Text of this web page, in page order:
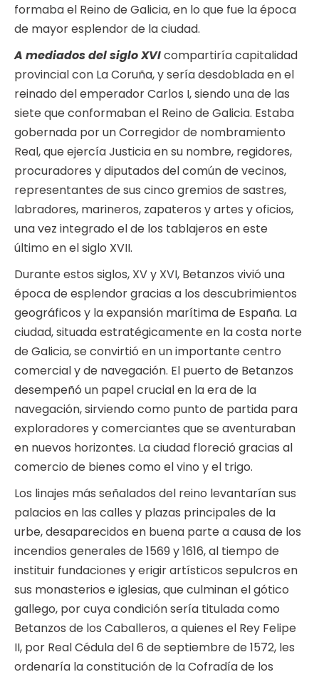
formaba el Reino de Galicia, en lo que fue la época
de mayor esplendor de la ciudad.
A mediados del siglo XVIcompartiría capitalidad
provincial con La Coruña, y sería desdoblada en el
reinado del emperador Carlos I, siendo una de las
siete que conformaban el Reino de Galicia. Estaba
gobernada por un Corregidor de nombramiento
Real, que ejercía Justicia en su nombre, regidores,
procuradores y diputados del común de vecinos,
representantes de sus cinco gremios de sastres,
labradores, marineros, zapateros y artes y oficios,
una vez integrado el de los tablajeros en este
último en el siglo XVII.
Durante estos siglos, XV y XVI, Betanzos vivió una
época de esplendor gracias a los descubrimientos
geográficos y la expansión marítima de España. La
ciudad, situada estratégicamente en la costa norte
de Galicia, se convirtió en un importante centro
comercial y de navegación. El puerto de Betanzos
desempeñó un papel crucial en la era de la
navegación, sirviendo como punto de partida para
exploradores y comerciantes que se aventuraban
en nuevos horizontes. La ciudad floreció gracias al
comercio de bienes como el vino y el trigo.
Los linajes más señalados del reino levantarían sus
palacios en las calles y plazas principales de la
urbe, desaparecidos en buena parte a causa de los
incendios generales de 1569 y 1616, al tiempo de
instituir fundaciones y erigir artísticos sepulcros en
sus monasterios e iglesias, que culminan el gótico
gallego, por cuya condición sería titulada como
Betanzos de los Caballeros, a quienes el Rey Felipe
II, por Real Cédula del 6 de septiembre de 1572, les
ordenaría la constitución de la Cofradía de los